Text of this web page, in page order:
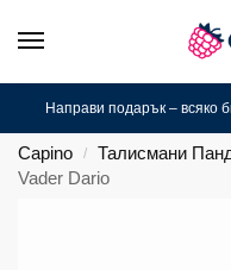
Направи подарък – всяко
Capino / Талисмани
Vader Dario